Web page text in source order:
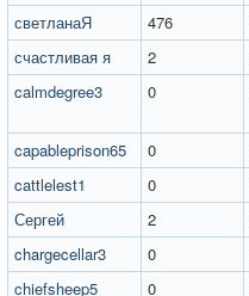
светланаЯ
476
счастливая я
2
calmdegree3
0
capableprison65
0
cattlelest1
0
Сергей
2
chargecellar3
0
chiefsheep5
0